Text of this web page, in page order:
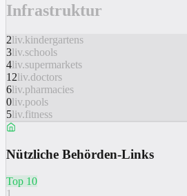
Infrastruktur
2liv.kindergartens
3liv.schools
4liv.supermarkets
12liv.doctors
6liv.pharmacies
0liv.pools
5liv.fitness
Nützliche Behörden-Links
Top 10